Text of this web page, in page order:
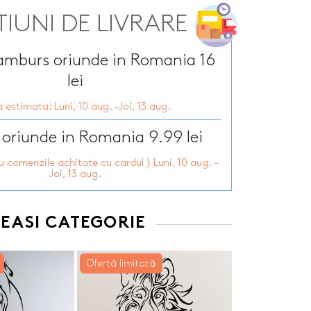
HOT
Tocatoare personalizate
HOT
Trofee personalizate
Tablouri personalizate
DE LIVRARE
oriunde in Romania 16
lei
estimata: Luni, 10 aug. -Joi, 13 aug.
oriunde in Romania 9.99 lei
comenzile achitate cu cardul ) Luni, 10 aug. -
Joi, 13 aug.
CATEGORIE
Ofertă limitată